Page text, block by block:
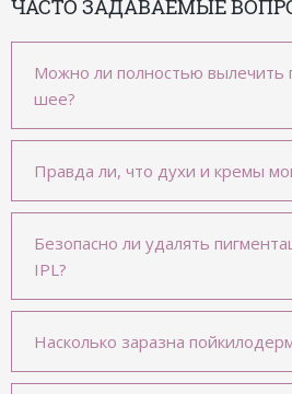
ЧАСТО ЗАДАВАЕМЫЕ
Можно ли полностью вылечить
шее?
Правда ли, что духи и кремы
Безопасно ли удалять
IPL?
Насколько заразна